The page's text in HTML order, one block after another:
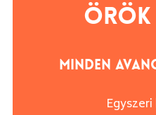
ÖRÖK
MINDEN
Egyszeri